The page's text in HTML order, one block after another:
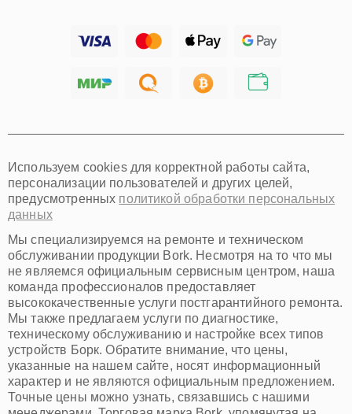
Хабаровск
Иркутск
Омск
Красноярск
Пермь
Ульяновск
Киров
Архангельск
Астрахань
Белгород
Благовещенск
Брянск
Владивосток
Владикавказ
Владимир
Волжский
Вологда
Используем cookies для корректной работы сайта,
персонализации пользователей и других целей,
предусмотренных политикой обработки персональных
данных
Мы специализируемся на ремонте и техническом
обслуживании продукции Bork. Несмотря на то что мы
не являемся официальным сервисным центром, наша
команда профессионалов предоставляет
высококачественные услуги постгарантийного ремонта.
Мы также предлагаем услуги по диагностике,
техническому обслуживанию и настройке всех типов
устройств Борк. Обратите внимание, что цены,
указанные на нашем сайте, носят информационный
характер и не являются официальным предложением.
Точные цены можно узнать, связавшись с нашими